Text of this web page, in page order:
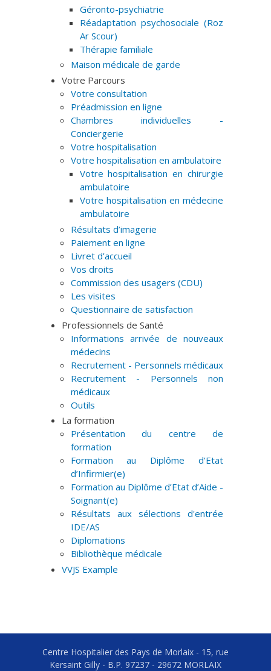
Géronto-psychiatrie
Réadaptation psychosociale (Roz
Ar Scour)
Thérapie familiale
Maison médicale de garde
Votre Parcours
Votre consultation
Préadmission en ligne
Chambres individuelles -
Conciergerie
Votre hospitalisation
Votre hospitalisation en ambulatoire
Votre hospitalisation en chirurgie
ambulatoire
Votre hospitalisation en médecine
ambulatoire
Résultats d’imagerie
Paiement en ligne
Livret d’accueil
Vos droits
Commission des usagers (CDU)
Les visites
Questionnaire de satisfaction
Professionnels de Santé
Informations arrivée de nouveaux
médecins
Recrutement - Personnels médicaux
Recrutement - Personnels non
médicaux
Outils
La formation
Présentation du centre de
formation
Formation au Diplôme d’Etat
d’Infirmier(e)
Formation au Diplôme d’Etat d’Aide -
Soignant(e)
Résultats aux sélections d'entrée
IDE/AS
Diplomations
Bibliothèque médicale
VVJS Example
Centre Hospitalier des Pays de Morlaix - 15, rue
Kersaint Gilly - B.P. 97237 - 29672 MORLAIX